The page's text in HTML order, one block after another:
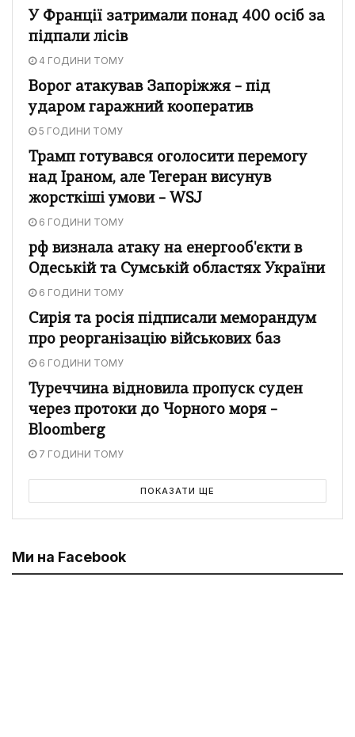
У Франції затримали понад 400 осіб за
підпали лісів
4 ГОДИНИ ТОМУ
Ворог атакував Запоріжжя – під
ударом гаражний кооператив
5 ГОДИНИ ТОМУ
Трамп готувався оголосити перемогу
над Іраном, але Тегеран висунув
жорсткіші умови – WSJ
6 ГОДИНИ ТОМУ
рф визнала атаку на енергооб'єкти в
Одеській та Сумській областях України
6 ГОДИНИ ТОМУ
Сирія та росія підписали меморандум
про реорганізацію військових баз
6 ГОДИНИ ТОМУ
Туреччина відновила пропуск суден
через протоки до Чорного моря –
Bloomberg
7 ГОДИНИ ТОМУ
ПОКАЗАТИ ЩЕ
Ми на Facebook